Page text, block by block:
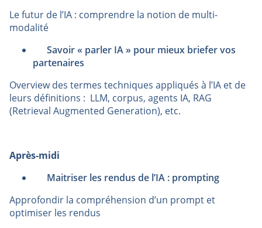
Le futur de l’IA : comprendre la notion de multi-
modalité
Savoir « parler IA » pour mieux briefer vos
partenaires
Overview des termes techniques appliqués à l’IA et de
leurs définitions : LLM, corpus, agents IA, RAG
(Retrieval Augmented Generation), etc.
Après-midi
Maitriser les rendus de l’IA : prompting
Approfondir la compréhension d’un prompt et
optimiser les rendus